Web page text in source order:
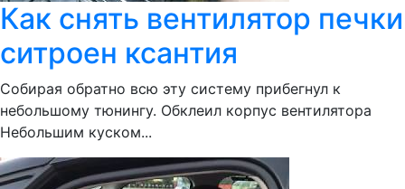
Как снять вентилятор печки
ситроен ксантия
Собирая обратно всю эту систему прибегнул к
небольшому тюнингу. Обклеил корпус вентилятора
Небольшим куском...